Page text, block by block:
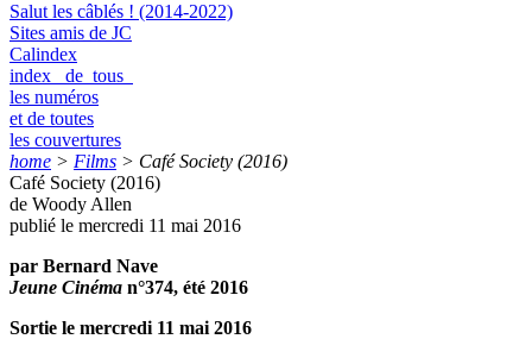
Salut les câblés ! (2014-2022)
Sites amis de JC
Calindex
index de tous
les numéros
et de toutes
les couvertures
home > Films > Café Society (2016)
Café Society (2016)
de Woody Allen
publié le mercredi 11 mai 2016
par Bernard Nave
Jeune Cinéma n°374, été 2016
Sortie le mercredi 11 mai 2016